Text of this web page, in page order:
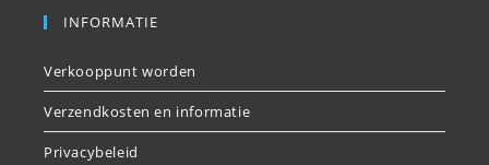
INFORMATIE
Verkooppunt worden
Verzendkosten en informatie
Privacybeleid